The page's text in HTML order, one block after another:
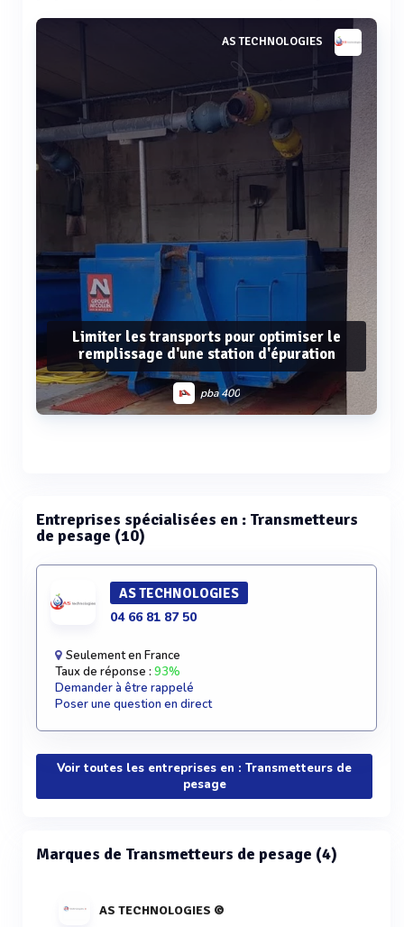
AS TECHNOLOGIES
Limiter les transports pour optimiser le
remplissage d'une station d'épuration
pba 400
Entreprises spécialisées en : Transmetteurs
de pesage (10)
AS TECHNOLOGIES
04 66 81 87 50
Seulement en France
Taux de réponse : 93%
Demander à être rappelé
Poser une question en direct
Voir toutes les entreprises en : Transmetteurs de
pesage
Marques de Transmetteurs de pesage (4)
AS TECHNOLOGIES ©